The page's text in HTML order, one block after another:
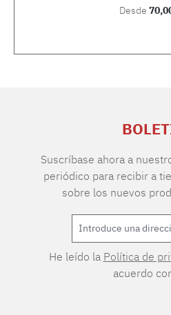
Precio
Desde
Suscríbase ahora a
periódico para recibir a
sobre los nuevos
He leído la Política de
acuerdo